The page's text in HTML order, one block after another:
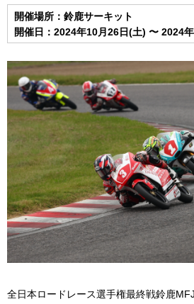
開催場所：鈴鹿サーキット
開催日：2024年10月26日(土) 〜 2024
全日本ロードレース選手権最終戦鈴鹿